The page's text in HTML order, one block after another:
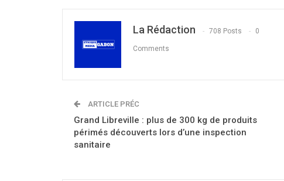
La Rédaction 708 Posts 0
Comments
ARTICLE PRÉC
Grand Libreville : plus de 300 kg de produits
périmés découverts lors d’une inspection
sanitaire